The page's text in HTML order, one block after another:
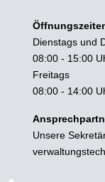
Dienstags und
08:00 - 15:00
Freitags
08:00 - 14:00
Unsere